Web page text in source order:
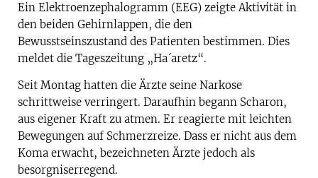
Ein Elektroenzephalogramm (EEG) zeigte Aktivität in
den beiden Gehirnlappen, die den
Bewusstseinszustand des Patienten bestimmen. Dies
meldet die Tageszeitung „Ha´aretz“.
Seit Montag hatten die Ärzte seine Narkose
schrittweise verringert. Daraufhin begann Scharon,
aus eigener Kraft zu atmen. Er reagierte mit leichten
Bewegungen auf Schmerzreize. Dass er nicht aus dem
Koma erwacht, bezeichneten Ärzte jedoch als
besorgniserregend.